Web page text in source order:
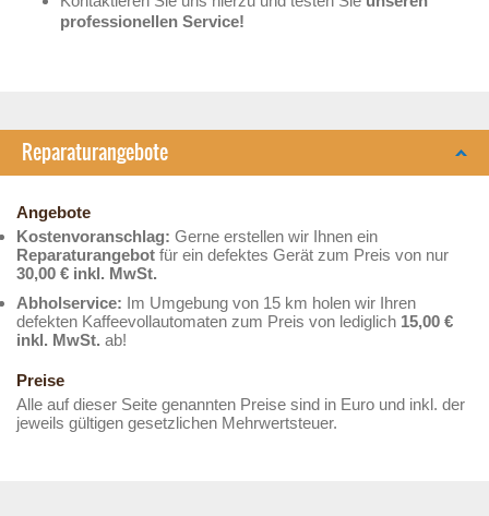
professionellen Service!
Reparaturangebote
Angebote
Kostenvoranschlag: Gerne erstellen wir Ihnen ein
Reparaturangebot für ein defektes Gerät zum Preis von nur
30,00 € inkl. MwSt.
Abholservice: Im Umgebung von 15 km holen wir Ihren
defekten Kaffeevollautomaten zum Preis von lediglich 15,00 €
inkl. MwSt. ab!
Preise
Alle auf dieser Seite genannten Preise sind in Euro und inkl. der
jeweils gültigen gesetzlichen Mehrwertsteuer.